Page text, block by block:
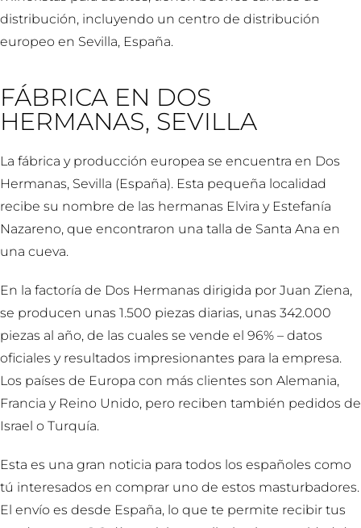
distribución, incluyendo un centro de distribución
europeo en Sevilla, España.
FÁBRICA EN DOS
HERMANAS, SEVILLA
La fábrica y producción europea se encuentra en Dos
Hermanas, Sevilla (España). Esta pequeña localidad
recibe su nombre de las hermanas Elvira y Estefanía
Nazareno, que encontraron una talla de Santa Ana en
una cueva.
En la factoría de Dos Hermanas dirigida por Juan Ziena,
se producen unas 1.500 piezas diarias, unas 342.000
piezas al año, de las cuales se vende el 96% – datos
oficiales y resultados impresionantes para la empresa.
Los países de Europa con más clientes son Alemania,
Francia y Reino Unido, pero reciben también pedidos de
Israel o Turquía.
Esta es una gran noticia para todos los españoles como
tú interesados en comprar uno de estos masturbadores.
El envío es desde España, lo que te permite recibir tus